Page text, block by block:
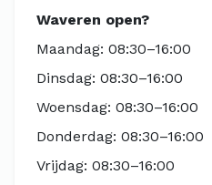
Waveren open?
Maandag: 08:30–16:00
Dinsdag: 08:30–16:00
Woensdag: 08:30–16:00
Donderdag: 08:30–16:00
Vrijdag: 08:30–16:00